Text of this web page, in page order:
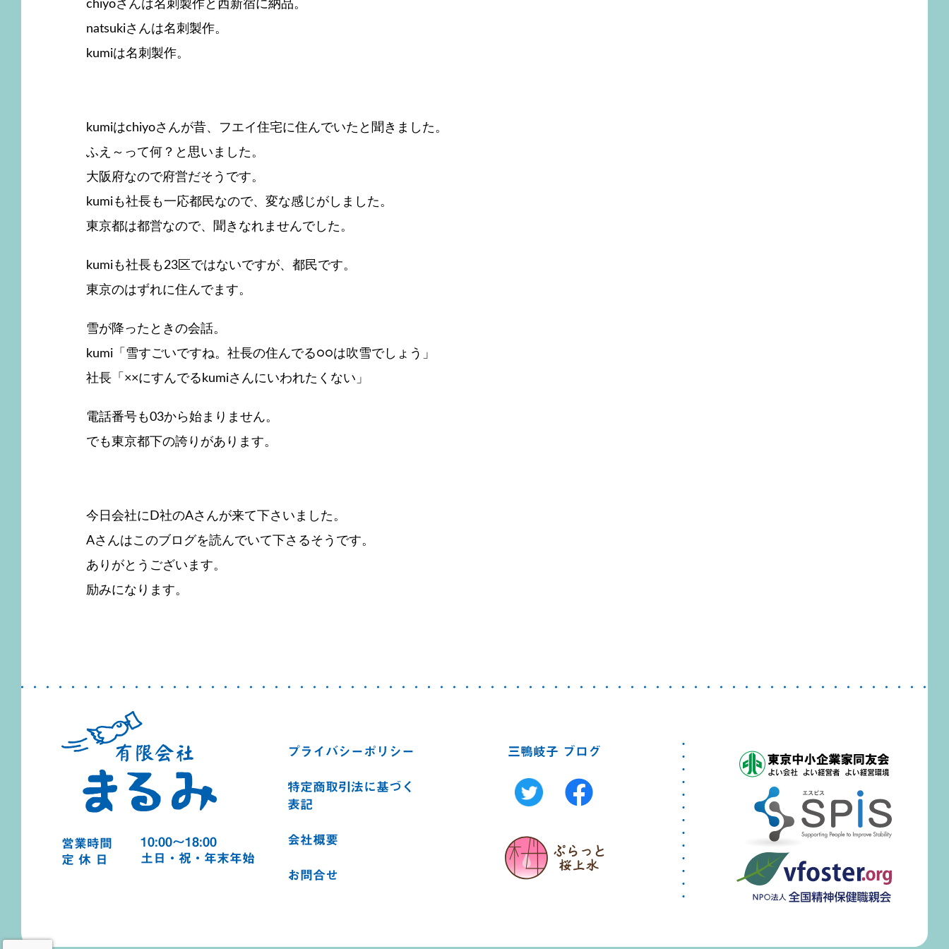
chiyoさんは名刺製作と西新宿に納品。
natsukiさんは名刺製作。
kumiは名刺製作。
kumiはchiyoさんが昔、フエイ住宅に住んでいたと聞きました。
ふえ～って何？と思いました。
大阪府なので府営だそうです。
kumiも社長も一応都民なので、変な感じがしました。
東京都は都営なので、聞きなれませんでした。
kumiも社長も23区ではないですが、都民です。
東京のはずれに住んでます。
雪が降ったときの会話。
kumi「雪すごいですね。社長の住んでる○○は吹雪でしょう」
社長「××にすんでるkumiさんにいわれたくない」
電話番号も03から始まりません。
でも東京都下の誇りがあります。
今日会社にD社のAさんが来て下さいました。
Aさんはこのブログを読んでいて下さるそうです。
ありがとうございます。
励みになります。
営業時間
10:00～18:00
定 休 日
土日・祝・年末年始
プライバシーポリシー
特定商取引法に基づく
表記
会社概要
お問合せ
三鴨岐子 ブログ